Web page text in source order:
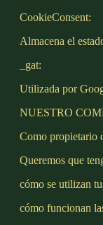
CookieConsent:
Almacena el
_gat:
Utilizada por
NUESTRO
Como propietario
Queremos que
cómo se utilizan
cómo funcionan